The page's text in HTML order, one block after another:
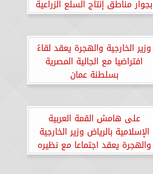
بجوار مناطق إنتاج السلع الزراعية
لزيادة الصادرات
وزير الخارجية والهجرة يعقد لقاءً
افتراضيا مع الجالية المصرية
بسلطنة عمان
على هامش القمة العربية
الإسلامية بالرياض وزير الخارجية
والهجرة يعقد اجتماعا مع نظيره
المغربي